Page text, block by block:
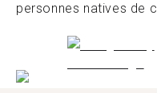
personnes natives de